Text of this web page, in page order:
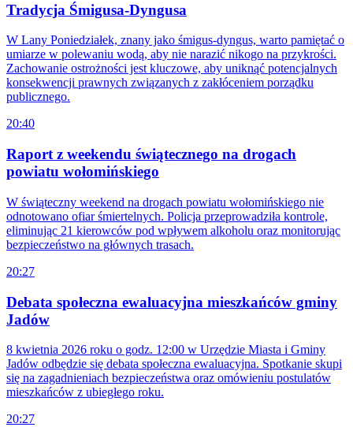
Tradycja Śmigusa-Dyngusa
W Lany Poniedziałek, znany jako śmigus-dyngus, warto pamiętać o
umiarze w polewaniu wodą, aby nie narazić nikogo na przykrości.
Zachowanie ostrożności jest kluczowe, aby uniknąć potencjalnych
konsekwencji prawnych związanych z zakłóceniem porządku
publicznego.
20:40
Raport z weekendu świątecznego na drogach
powiatu wołomińskiego
W świąteczny weekend na drogach powiatu wołomińskiego nie
odnotowano ofiar śmiertelnych. Policja przeprowadziła kontrole,
eliminując 21 kierowców pod wpływem alkoholu oraz monitorując
bezpieczeństwo na głównych trasach.
20:27
Debata społeczna ewaluacyjna mieszkańców gminy
Jadów
8 kwietnia 2026 roku o godz. 12:00 w Urzędzie Miasta i Gminy
Jadów odbędzie się debata społeczna ewaluacyjna. Spotkanie skupi
się na zagadnieniach bezpieczeństwa oraz omówieniu postulatów
mieszkańców z ubiegłego roku.
20:27